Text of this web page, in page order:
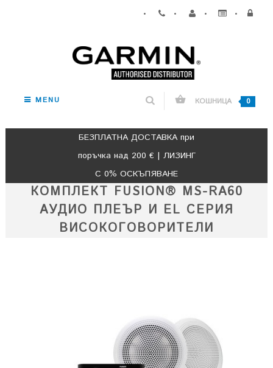
• • • •
MENU КОШНИЦА 0
БЕЗПЛАТНА ДОСТАВКА при
поръчка над 200 € | ЛИЗИНГ
С 0% ОСКЪПЯВАНЕ
КОМПЛЕКТ FUSION® MS-RA60
АУДИО ПЛЕЪР И EL СЕРИЯ
ВИСОКОГОВОРИТЕЛИ